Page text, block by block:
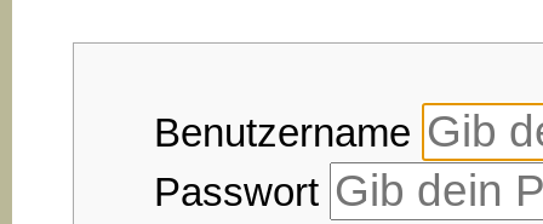
Benutzername
Passwort